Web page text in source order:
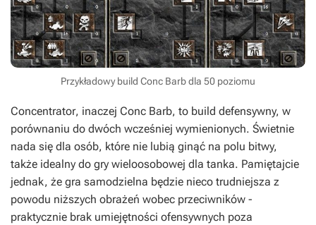
Przykładowy build Conc Barb dla 50 poziomu
Concentrator, inaczej Conc Barb, to build defensywny, w
porównaniu do dwóch wcześniej wymienionych. Świetnie
nada się dla osób, które nie lubią ginąć na polu bitwy,
także idealny do gry wieloosobowej dla tanka. Pamiętajcie
jednak, że gra samodzielna będzie nieco trudniejsza z
powodu niższych obrażeń wobec przeciwników -
praktycznie brak umiejętności ofensywnych poza